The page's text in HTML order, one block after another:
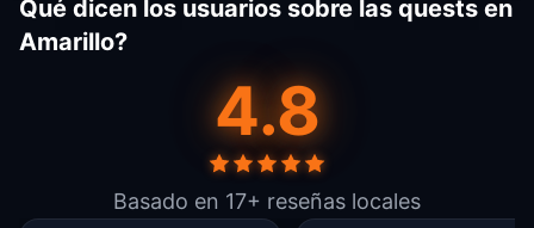
Qué dicen los usuarios sobre las quests en
Amarillo?
4.8
Basado en 17+ reseñas locales